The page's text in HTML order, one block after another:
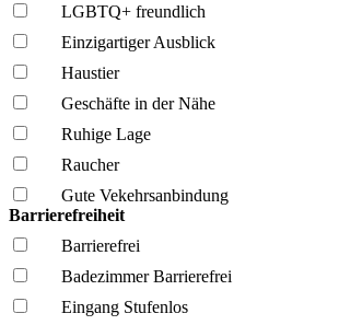
LGBTQ+ freundlich
Einzigartiger Ausblick
Haustier
Geschäfte in der Nähe
Ruhige Lage
Raucher
Gute Vekehrsanbindung
Barrierefreiheit
Barrierefrei
Badezimmer Barrierefrei
Eingang Stufenlos